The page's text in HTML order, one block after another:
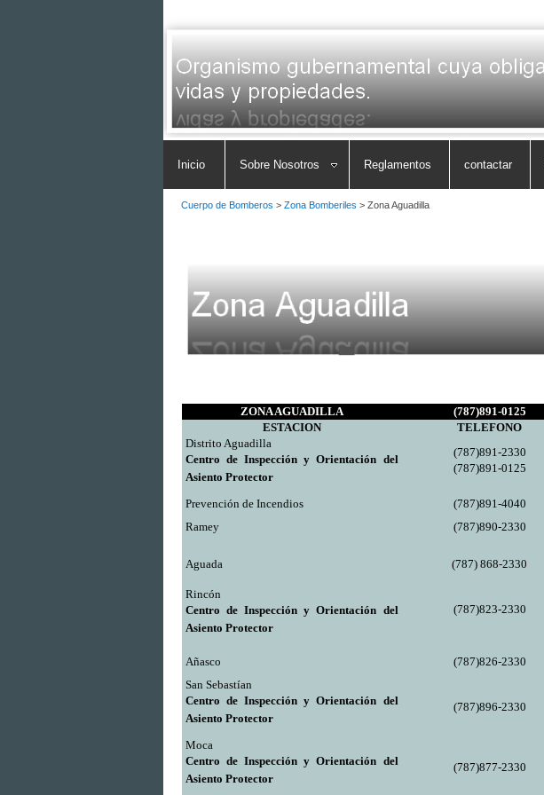
Inicio Sobre Nosotros Reglamentos contactar
Cuerpo de Bomberos > Zona Bomberiles > Zona Aguadilla
ZONA AGUADILLA
(787)891-0125
ESTACION
TELEFONO
Distrito Aguadilla
Centro de Inspección y Orientación del
Asiento Protector
(787)891-2330
(787)891-0125
Prevención de Incendios
(787)891-4040
Ramey (787)890-2330
Aguada (787) 868-2330
Rincón
Centro de Inspección y Orientación del
Asiento Protector
(787)823-2330
Añasco (787)826-2330
San Sebastían
Centro de Inspección y Orientación del
Asiento Protector
(787)896-2330
Moca
Centro de Inspección y Orientación del
Asiento Protector
(787)877-2330